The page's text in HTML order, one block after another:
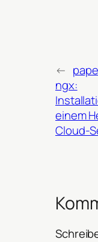
←
ngx:
einem
Cloud-